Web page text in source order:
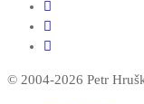
© 2004-2026 Petr